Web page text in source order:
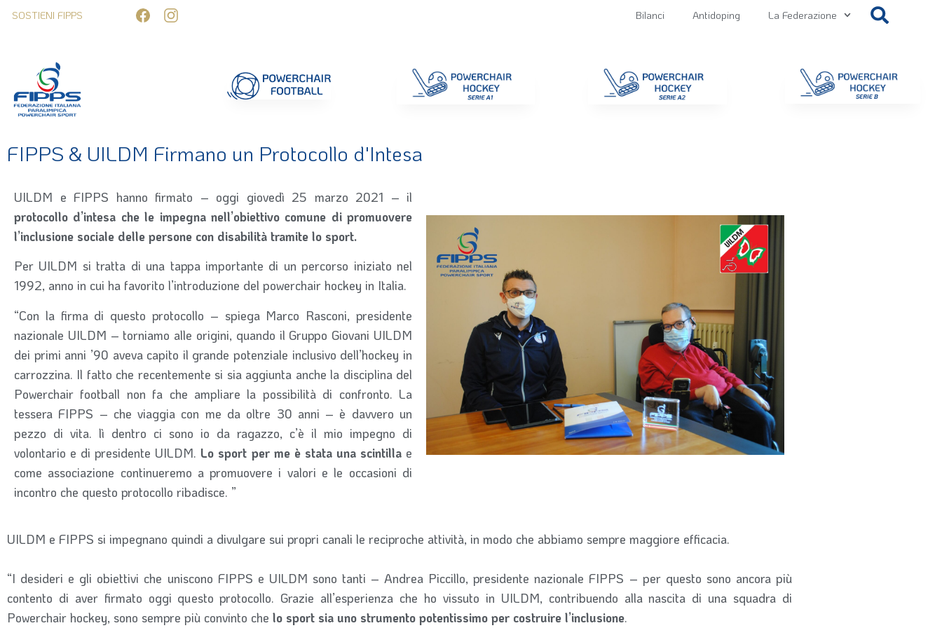
SOSTIENI FIPPS Bilanci Antidoping La Federazione
FIPPS & UILDM Firmano un Protocollo d'Intesa
UILDM e FIPPS hanno firmato – oggi giovedì 25 marzo 2021 – il
protocollo d’intesa che le impegna nell’obiettivo comune di promuovere
l’inclusione sociale delle persone con disabilità tramite lo sport.
Per UILDM si tratta di una tappa importante di un percorso iniziato nel
1992, anno in cui ha favorito l’introduzione del powerchair hockey in Italia.
“Con la firma di questo protocollo – spiega Marco Rasconi, presidente
nazionale UILDM – torniamo alle origini, quando il Gruppo Giovani UILDM
dei primi anni ’90 aveva capito il grande potenziale inclusivo dell’hockey in
carrozzina. Il fatto che recentemente si sia aggiunta anche la disciplina del
Powerchair football non fa che ampliare la possibilità di confronto. La
tessera FIPPS – che viaggia con me da oltre 30 anni – è davvero un
pezzo di vita. lì dentro ci sono io da ragazzo, c’è il mio impegno di
volontario e di presidente UILDM. Lo sport per me è stata una scintillae
come associazione continueremo a promuovere i valori e le occasioni di
incontro che questo protocollo ribadisce. ”
UILDM e FIPPS si impegnano quindi a divulgare sui propri canali le reciproche attività, in modo che abbiamo sempre maggiore efficacia.
“I desideri e gli obiettivi che uniscono FIPPS e UILDM sono tanti – Andrea Piccillo, presidente nazionale FIPPS – per questo sono ancora più
contento di aver firmato oggi questo protocollo. Grazie all’esperienza che ho vissuto in UILDM, contribuendo alla nascita di una squadra di
Powerchair hockey, sono sempre più convinto che lo sport sia uno strumento potentissimo per costruire l’inclusione.